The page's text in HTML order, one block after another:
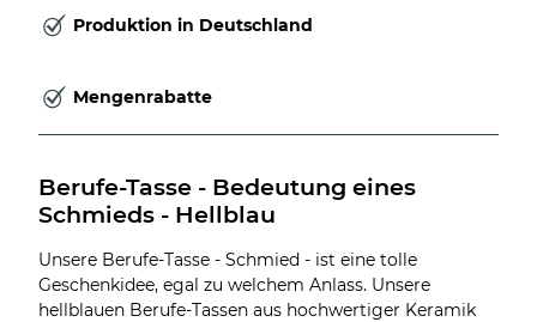
Produktion in Deutschland
Mengenrabatte
Berufe-Tasse - Bedeutung eines
Schmieds - Hellblau
Unsere Berufe-Tasse - Schmied - ist eine tolle
Geschenkidee, egal zu welchem Anlass. Unsere
hellblauen Berufe-Tassen aus hochwertiger Keramik